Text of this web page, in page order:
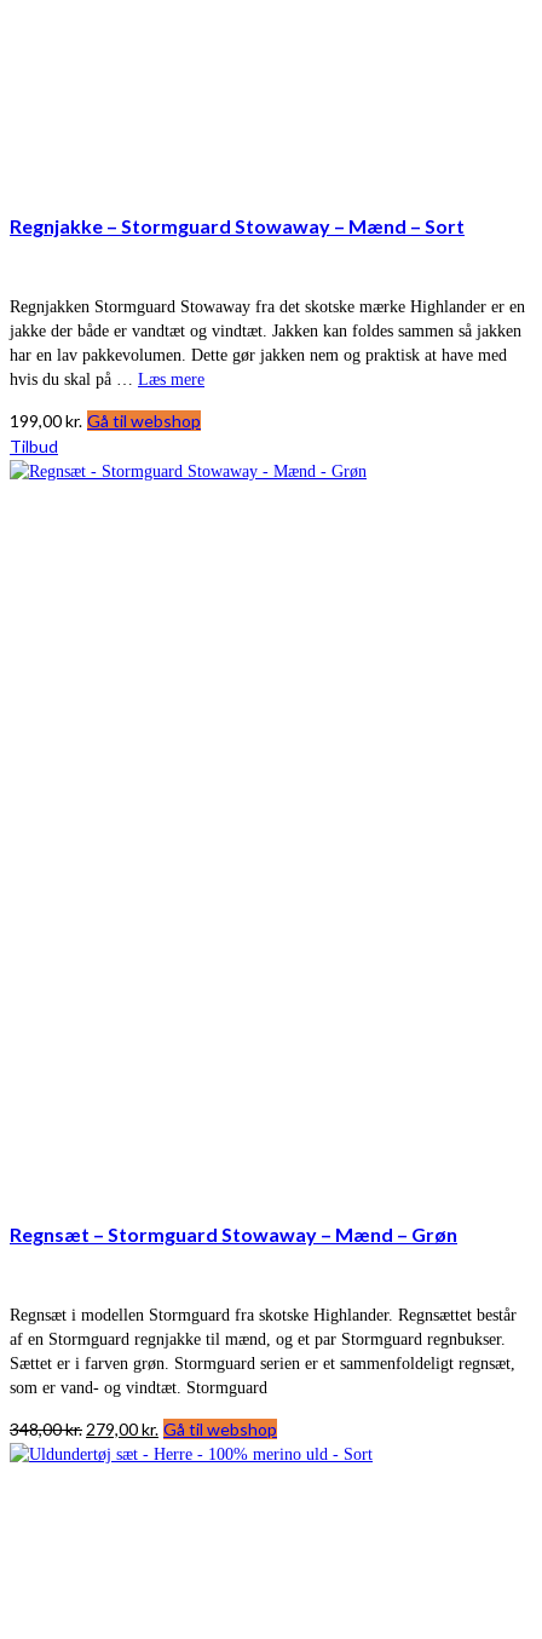
Regnjakke – Stormguard Stowaway – Mænd – Sort
Regnjakken Stormguard Stowaway fra det skotske mærke Highlander er en
jakke der både er vandtæt og vindtæt. Jakken kan foldes sammen så jakken
har en lav pakkevolumen. Dette gør jakken nem og praktisk at have med
hvis du skal på … Læs mere
199,00kr. Gå til webshop
Tilbud
Regnsæt – Stormguard Stowaway – Mænd – Grøn
Regnsæt i modellen Stormguard fra skotske Highlander. Regnsættet består
af en Stormguard regnjakke til mænd, og et par Stormguard regnbukser.
Sættet er i farven grøn. Stormguard serien er et sammenfoldeligt regnsæt,
som er vand- og vindtæt. Stormguard
348,00kr. Den
oprindelige
279,00kr. Den
aktuelle
Gå til webshop